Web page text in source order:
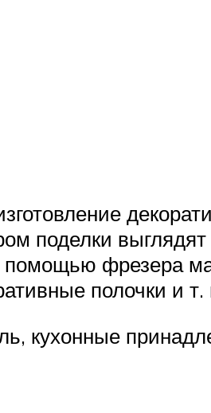
поделки
фрезера
полочки и т.